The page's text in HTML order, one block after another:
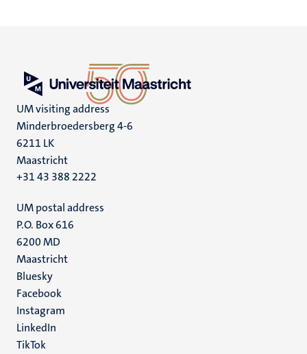
UM visiting address
Minderbroedersberg 4-6
6211 LK
Maastricht
+31 43 388 2222
UM postal address
P.O. Box 616
6200 MD
Maastricht
Social
media
Bluesky
Facebook
Instagram
LinkedIn
TikTok